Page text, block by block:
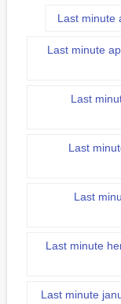
Last minute
Last minute
Last
Last
Last
Last minute
Last minute